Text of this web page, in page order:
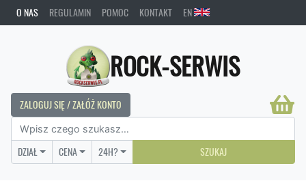
O NAS REGULAMIN POMOC KONTAKT EN
ROCK-SERWIS
ZALOGUJ SIĘ / ZAŁÓŻ KONTO
DZIAŁ CENA 24H? SZUKAJ